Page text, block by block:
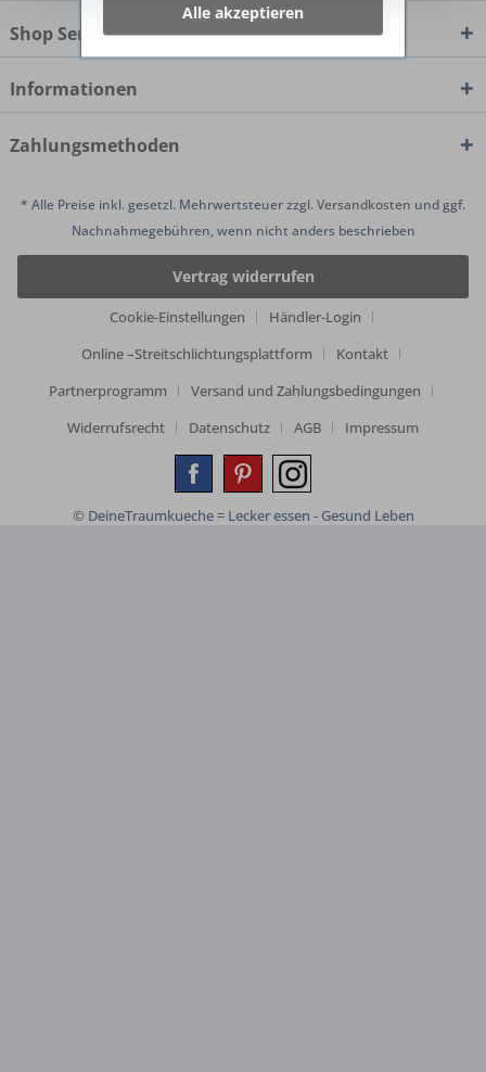
Shop Service
Informationen
Zahlungsmethoden
* Alle Preise inkl. gesetzl. Mehrwertsteuer zzgl.Versandkosten und ggf.
Nachnahmegebühren, wenn nicht anders beschrieben
Vertrag widerrufen
Cookie-Einstellungen
Händler-Login
Online –Streitschlichtungsplattform
Kontakt
Partnerprogramm
Versand und Zahlungsbedingungen
Widerrufsrecht
Datenschutz AGB Impressum
© DeineTraumkueche = Lecker essen - Gesund Leben
Alle akzeptieren